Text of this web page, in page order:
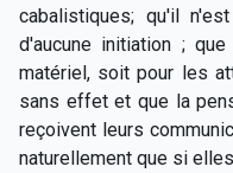
cabalistiques; qu'il
d'aucune initiation ;
matériel, soit pour les
sans effet et que la
reçoivent leurs
naturellement que si